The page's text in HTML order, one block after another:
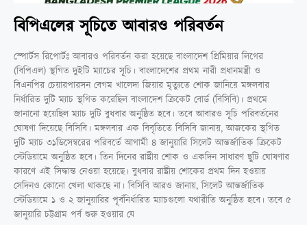
বিপিএলের সূচিতে আবারও পরিবর্তন
স্পোর্টস রিপোর্টঃ আবারও পরিবর্তন করা হয়েছে বাংলাদেশ প্রিমিয়ার লিগের
(বিপিএল) স্থগিত দুইটি ম্যাচের সূচি। বাংলাদেশের প্রথম নারী প্রধানমন্ত্রী ও
বিএনপির চেয়ারপারসন বেগম খালেদা জিয়ার মৃত্যুতে শোক জানিয়ে মঙ্গলবার
নির্ধারিত দুটি ম্যাচ স্থগিত করেছিল বাংলাদেশ ক্রিকেট বোর্ড (বিসিবি)। প্রথমে
জানানো হয়েছিল ম্যাচ দুটি বুধবার অনুষ্ঠিত হবে। তবে আবারও সূচি পরিবর্তনের
ঘোষণা দিয়েছে বিসিবি। মঙ্গলবার এক বিবৃতিতে বিসিবি জানায়, আজকের স্থগিত
দুটি ম্যাচ ৩১ডিসেম্বরের পরিবর্তে আগামী ৪ জানুয়ারি সিলেট আন্তর্জাতিক ক্রিকেট
স্টেডিয়ামে অনুষ্ঠিত হবে। তিন দিনের রাষ্ট্রীয় শোক ও একদিন সাধারণ ছুটি ঘোষণার
কারণে এই সিদ্ধান্ত নেওয়া হয়েছে। বুধবার রাষ্ট্রীয় শোকের প্রথম দিন হওয়ায়
সেদিনও কোনো খেলা থাকছে না। বিসিবি আরও জানায়, সিলেট আন্তর্জাতিক
স্টেডিয়ামে ১ ও ২ জানুয়ারির পূর্বনির্ধারিত ম্যাচগুলো যথারীতি অনুষ্ঠিত হবে। তবে ৫
জানুয়ারি চট্টগ্রাম পর্ব শুরু হওয়ার যে